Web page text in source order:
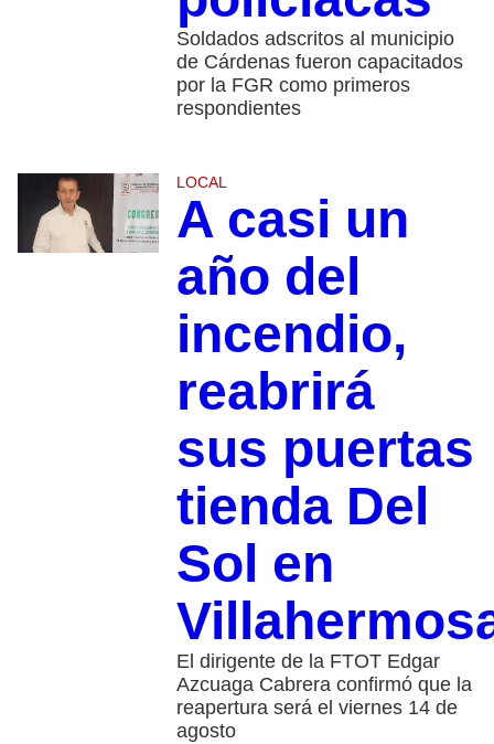
Soldados adscritos al municipio
de Cárdenas fueron capacitados
por la FGR como primeros
respondientes
LOCAL
A casi un
año del
incendio,
reabrirá
sus puertas
tienda Del
Sol en
El dirigente de la FTOT Edgar
Azcuaga Cabrera confirmó que la
reapertura será el viernes 14 de
agosto